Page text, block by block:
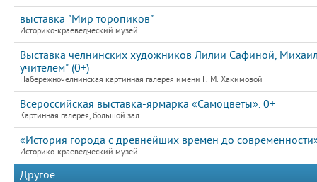
выставка "Мир торопиков"
Историко-краеведческий музей
Выставка челнинских художников Лилии Сафиной,
учителем" (0+)
Набережночелнинская картинная галерея имени Г. М. Хакимовой
Всероссийская выставка-ярмарка «Самоцветы». 0+
Картинная галерея, большой зал
«История города с древнейших времен до
Историко-краеведческий музей
Другое